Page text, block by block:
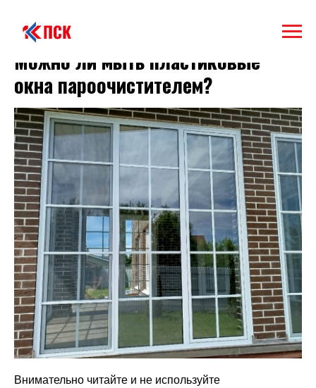
Можно ли мыть пластиковые
окна пароочистителем?
Внимательно читайте и не используйте